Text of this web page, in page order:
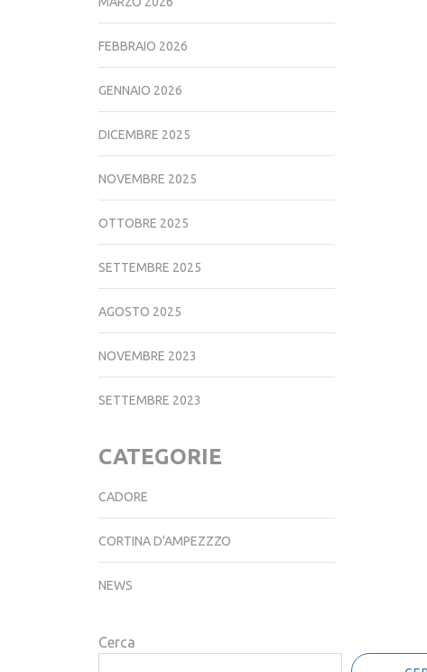
MARZO 2026
FEBBRAIO 2026
GENNAIO 2026
DICEMBRE 2025
NOVEMBRE 2025
OTTOBRE 2025
SETTEMBRE 2025
AGOSTO 2025
NOVEMBRE 2023
SETTEMBRE 2023
CATEGORIE
CADORE
CORTINA D'AMPEZZZO
NEWS
Cerca